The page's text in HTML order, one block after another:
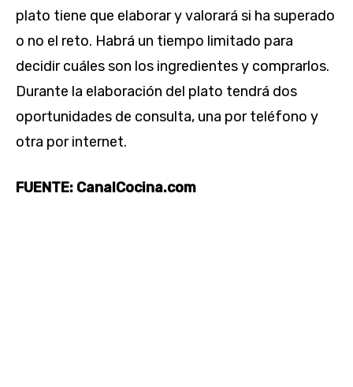
plato tiene que elaborar y valorará si ha superado
o no el reto. Habrá un tiempo limitado para
decidir cuáles son los ingredientes y comprarlos.
Durante la elaboración del plato tendrá dos
oportunidades de consulta, una por teléfono y
otra por internet.
FUENTE: CanalCocina.com